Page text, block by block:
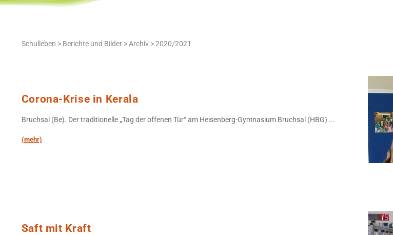
Schulleben > Berichte und Bilder>Archiv>2020/2021
Corona-Krise in Kerala
Bruchsal (Be). Der traditionelle „Tag der offenen Tür“ am Heisenberg-Gymnasium Bruchsal (HBG) ...
(mehr)
Saft mit Kraft